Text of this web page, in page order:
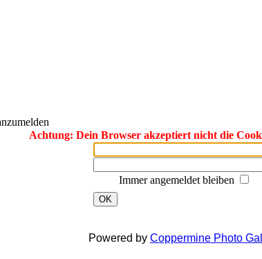
Achtung: Dein Browser akzeptiert nicht die
Immer angemeldet bleiben
OK
Powered by Coppermine Photo